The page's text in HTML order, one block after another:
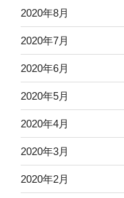
2020年8月
2020年7月
2020年6月
2020年5月
2020年4月
2020年3月
2020年2月